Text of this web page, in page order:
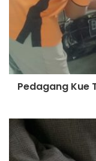
Pedagang Kue